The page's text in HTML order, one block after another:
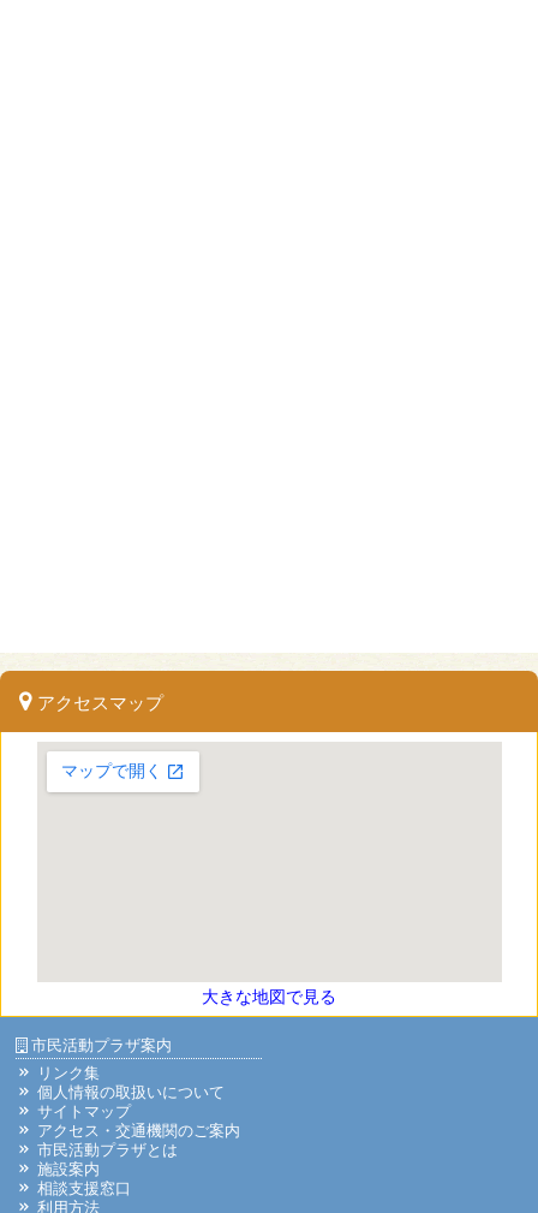
アクセスマップ
大きな地図で見る
市民活動プラザ案内
リンク集
個人情報の取扱いについて
サイトマップ
アクセス・交通機関のご案内
市民活動プラザとは
施設案内
相談支援窓口
利用方法